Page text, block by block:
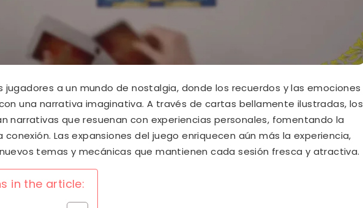
jugadores a un mundo de nostalgia, donde los recuerdos y las emociones
una narrativa imaginativa. A través de cartas bellamente ilustradas, los
narrativas que resuenan con experiencias personales, fomentando la
conexión. Las expansiones del juego enriquecen aún más la experiencia,
temas y mecánicas que mantienen cada sesión fresca y atractiva.
in the article: